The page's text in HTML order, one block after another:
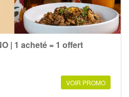
| 1 acheté = 1 offert
VOIR PROMO